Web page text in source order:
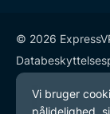
© 2026
Tjenestevilkår
Cookie-